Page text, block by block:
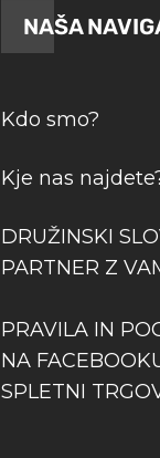
NAŠA
Kdo smo?
Kje nas
DRUŽINSKI
PARTNER Z
PRAVILA IN
NA
SPLETNI